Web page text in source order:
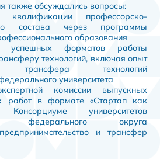
также обсуждались вопросы:
профессорско-
состава через программы
образования
форматов работы
технологий, включая опыт
трансфера технологий
университета
комиссии выпускных
работ в формате «Стартап как
университетов
федерального округа
и трансфер